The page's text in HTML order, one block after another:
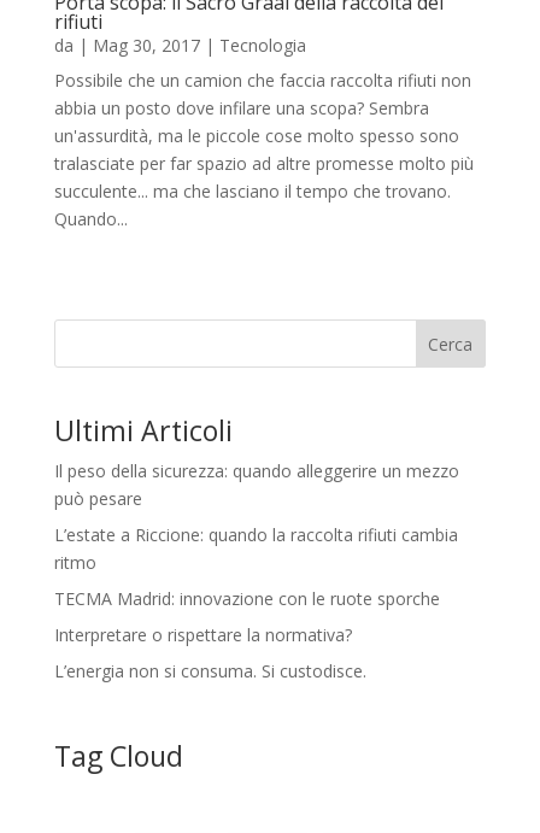
rifiuti
da | Mag 30, 2017| Tecnologia
Possibile che un camion che faccia raccolta rifiuti non
abbia un posto dove infilare una scopa? Sembra
un'assurdità, ma le piccole cose molto spesso sono
tralasciate per far spazio ad altre promesse molto più
succulente... ma che lasciano il tempo che trovano.
Quando...
Cerca
Ultimi Articoli
Il peso della sicurezza: quando alleggerire un mezzo
può pesare
L’estate a Riccione: quando la raccolta rifiuti cambia
ritmo
TECMA Madrid: innovazione con le ruote sporche
Interpretare o rispettare la normativa?
L’energia non si consuma. Si custodisce.
Tag Cloud